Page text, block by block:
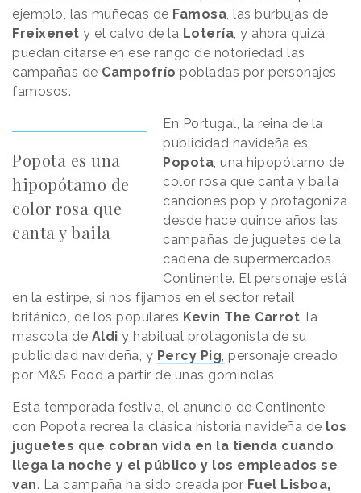
ejemplo, las muñecas de Famosa, las burbujas de
Freixenet y el calvo de la Lotería, y ahora quizá
puedan citarse en ese rango de notoriedad las
campañas de Campofrío pobladas por personajes
famosos.
Popota es una
hipopótamo de
color rosa que
canta y baila
En Portugal, la reina de la
publicidad navideña es
Popota, una hipopótamo de
color rosa que canta y baila
canciones pop y protagoniza
desde hace quince años las
campañas de juguetes de la
cadena de supermercados
Continente. El personaje está
en la estirpe, si nos fijamos en el sector retail
británico, de los populares Kevin The Carrot, la
mascota de Aldi y habitual protagonista de su
publicidad navideña, y Percy Pig, personaje creado
por M&S Food a partir de unas gominolas
Esta temporada festiva, el anuncio de Continente
con Popota recrea la clásica historia navideña de los
juguetes que cobran vida en la tienda cuando
llega la noche y el público y los empleados se
van. La campaña ha sido creada por Fuel Lisboa,